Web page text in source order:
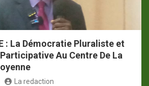
: La Démocratie Pluraliste et
Au Centre De La
La redaction